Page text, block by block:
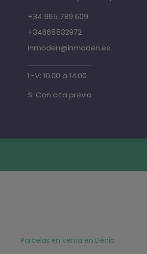
+34 965 789 609
+34665532972
inmoden@inmoden.es
L-V: 10.00 a 14.00
S: Con cita previa
Parcelas en venta en Dénia